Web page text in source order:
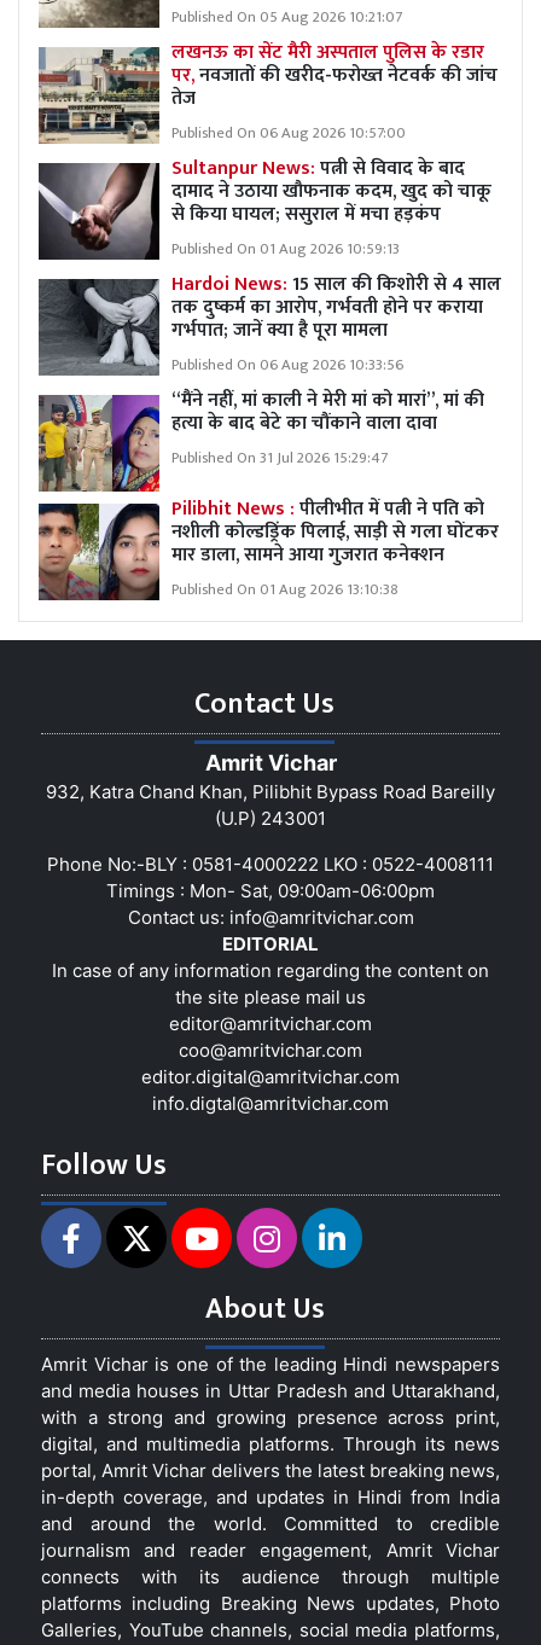
Published On 05 Aug 2026 10:21:07
लखनऊ का सेंट मैरी अस्पताल पुलिस के रडार
पर,नवजातों की खरीद-फरोख्त नेटवर्क की जांच
तेज
Published On 06 Aug 2026 10:57:00
Sultanpur News:पत्नी से विवाद के बाद
दामाद ने उठाया खौफनाक कदम, खुद को चाकू
से किया घायल; ससुराल में मचा हड़कंप
Published On 01 Aug 2026 10:59:13
Hardoi News:15 साल की किशोरी से 4 साल
तक दुष्कर्म का आरोप, गर्भवती होने पर कराया
गर्भपात; जानें क्या है पूरा मामला
Published On 06 Aug 2026 10:33:56
“मैंने नहीं, मां काली ने मेरी मां को मारां”, मां की
हत्या के बाद बेटे का चौंकाने वाला दावा
Published On 31 Jul 2026 15:29:47
Pilibhit News :पीलीभीत में पत्नी ने पति को
नशीली कोल्डड्रिंक पिलाई, साड़ी से गला घोंटकर
मार डाला, सामने आया गुजरात कनेक्शन
Published On 01 Aug 2026 13:10:38
Contact Us
Amrit Vichar
932, Katra Chand Khan, Pilibhit Bypass Road Bareilly
(U.P) 243001
Phone No:-BLY : 0581-4000222 LKO : 0522-4008111
Timings : Mon- Sat, 09:00am-06:00pm
Contact us: info@amritvichar.com
EDITORIAL
In case of any information regarding the content on
the site please mail us
editor@amritvichar.com
coo@amritvichar.com
editor.digital@amritvichar.com
info.digtal@amritvichar.com
Follow Us
About Us
Amrit Vichar is one of the leading Hindi newspapers
and media houses in Uttar Pradesh and Uttarakhand,
with a strong and growing presence across print,
digital, and multimedia platforms. Through its news
portal, Amrit Vichar delivers the latest breaking news,
in-depth coverage, and updates in Hindi from India
and around the world. Committed to credible
journalism and reader engagement, Amrit Vichar
connects with its audience through multiple
platforms including Breaking News updates, Photo
Galleries, YouTube channels, social media platforms,